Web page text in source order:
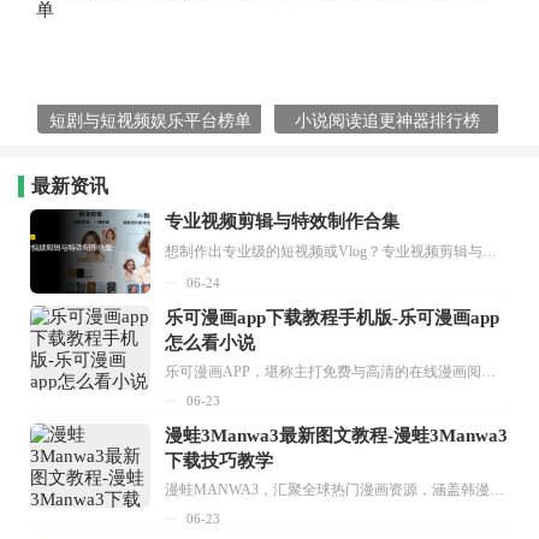
短剧与短视频娱乐平台榜单 小说阅读追更神器排行榜
最新资讯
专业视频剪辑与特效制作合集
想制作出专业级的短视频或Vlog？专业视频剪辑与特效制作大全专题为你提供了从剪辑、抠像到特效包装的全套解决方案。无论是添加炫酷的片头、进行精准的视频抠图，还是制...
06-24
乐可漫画app下载教程手机版-乐可漫画app
怎么看小说
乐可漫画APP，堪称主打免费与高清的在线漫画阅读神器。其官方版提供海量完整版漫画资源，无论是国内漫画，还是日漫、韩漫、台漫、美漫等国外漫画，应有尽有，随时供你阅读。只需轻点一下，便能直接进入阅读界面。不仅如此，乐可漫画最新版本更新速度极快，在这里，你总能抢先看到全网一手漫画章节内容！...
06-23
漫蛙3Manwa3最新图文教程-漫蛙3Manwa3
下载技巧教学
漫蛙MANWA3，汇聚全球热门漫画资源，涵盖韩漫、欧美漫画、国漫等多种类型，题材丰富多样，全方位满足用户阅读喜好。它不仅是阅读平台，更是创作平台，为广大用户打造零门槛创作环境。...
06-23